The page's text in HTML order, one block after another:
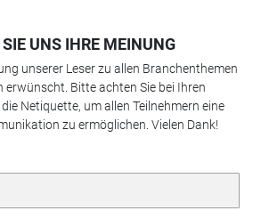
UNS IHRE MEINUNG
unserer Leser zu allen Branchenthemen
erwünscht. Bitte achten Sie bei Ihren
Netiquette, um allen Teilnehmern eine
zu ermöglichen. Vielen Dank!